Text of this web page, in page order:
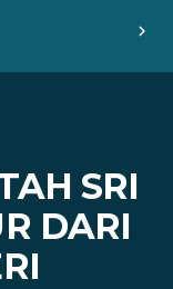
chevron_right
SRI
DARI